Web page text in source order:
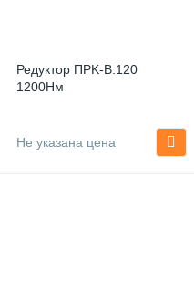
Редуктор ПPK-В.120
1200Нм
Не указана цена